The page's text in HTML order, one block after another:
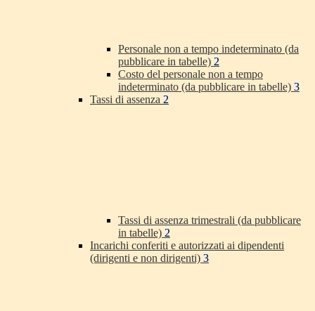
Personale non a tempo indeterminato (da
pubblicare in tabelle) 2
Costo del personale non a tempo
indeterminato (da pubblicare in tabelle) 3
Tassi di assenza 2
Tassi di assenza trimestrali (da pubblicare
in tabelle) 2
Incarichi conferiti e autorizzati ai dipendenti
(dirigenti e non dirigenti) 3